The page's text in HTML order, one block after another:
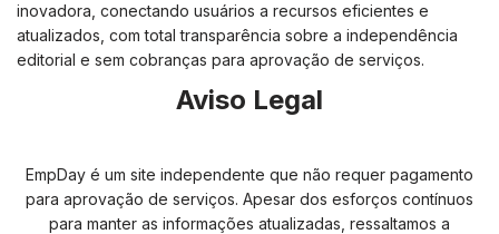
inovadora, conectando usuários a recursos eficientes e
atualizados, com total transparência sobre a independência
editorial e sem cobranças para aprovação de serviços.
Aviso Legal
EmpDay é um site independente que não requer pagamento
para aprovação de serviços. Apesar dos esforços contínuos
para manter as informações atualizadas, ressaltamos a